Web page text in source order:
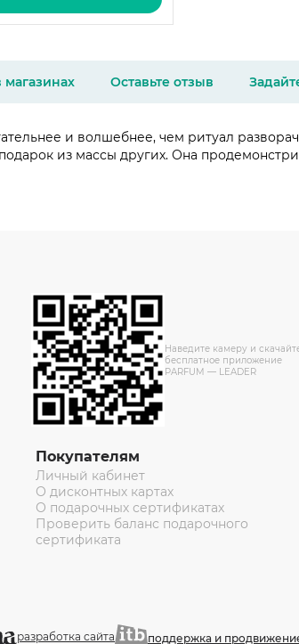
Оставьте отзыв
и волшебнее, чем ритуал
из массы других. Она
Наведите камеру и
бесплатное приложение
PARFUM — LEADER
Покупателям
Личный кабинет
О дисконтных картах
О подарочных сертификатах
Проверить баланс подарочного
сертификата
разработка сайта поддержка и